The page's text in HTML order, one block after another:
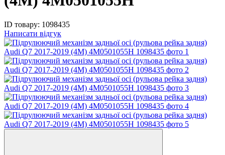
ID товару: 1098435
Написати відгук